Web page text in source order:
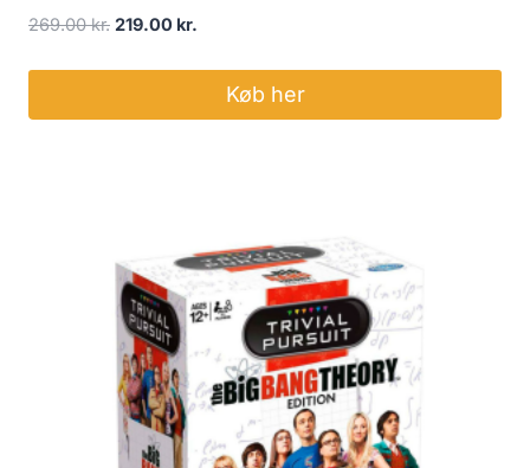
269.00kr. Den
219.00 kr.
Køb her